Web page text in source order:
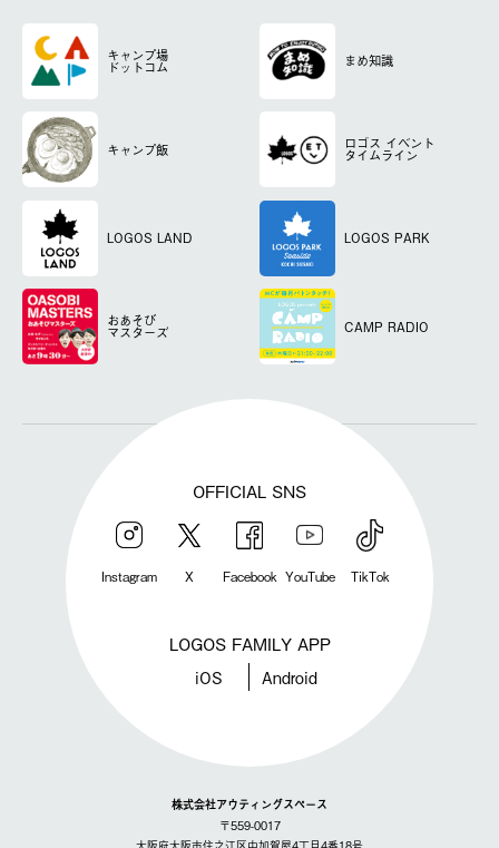
キャンプ場
ドットコム まめ知識
キャンプ飯 ロゴス イベント
タイムライン
LOGOS LAND LOGOS PARK
おあそび
マスターズ CAMP RADIO
OFFICIAL SNS
Instagram X Facebook YouTube TikTok
LOGOS FAMILY APP
iOS Android
株式会社アウティングスペース
〒559-0017